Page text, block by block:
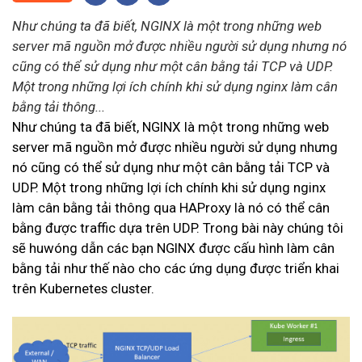
Như chúng ta đã biết, NGINX là một trong những web
server mã nguồn mở được nhiều người sử dụng nhưng nó
cũng có thể sử dụng như một cân bằng tải TCP và UDP.
Một trong những lợi ích chính khi sử dụng nginx làm cân
bằng tải thông...
Như chúng ta đã biết, NGINX là một trong những web
server mã nguồn mở được nhiều người sử dụng nhưng
nó cũng có thể sử dụng như một cân bằng tải TCP và
UDP. Một trong những lợi ích chính khi sử dụng nginx
làm cân bằng tải thông qua HAProxy là nó có thể cân
bằng được traffic dựa trên UDP. Trong bài này chúng tôi
sẽ huwóng dẫn các bạn NGINX được cấu hình làm cân
bằng tải như thế nào cho các ứng dụng được triển khai
trên Kubernetes cluster.